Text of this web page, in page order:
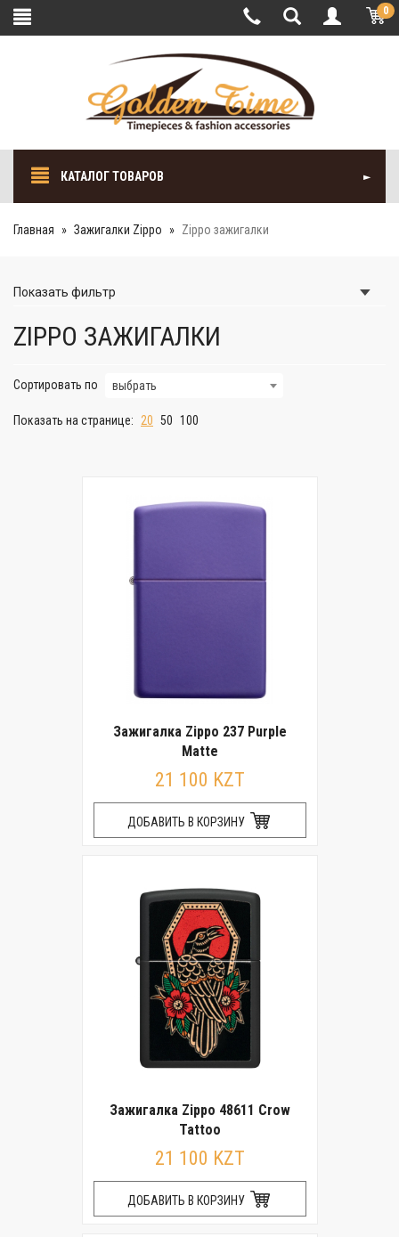
0
КАТАЛОГ ТОВАРОВ
Главная Зажигалки Zippo Zippo зажигалки
Показать фильтр
ZIPPO ЗАЖИГАЛКИ
Сортировать по выбрать
Показать на странице: 20 50 100
Зажигалка Zippo 237 Purple
Matte
21 100 KZT
ДОБАВИТЬ В КОРЗИНУ
Зажигалка Zippo 48611 Crow
Tattoo
21 100 KZT
ДОБАВИТЬ В КОРЗИНУ